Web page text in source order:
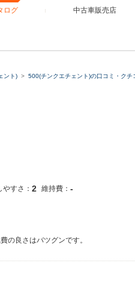
ログ 中古車販売店
ント) 500(チンクエチェント)の口コミ・クチ
やすさ： 2 維持費： -
の良さはバツグンです。